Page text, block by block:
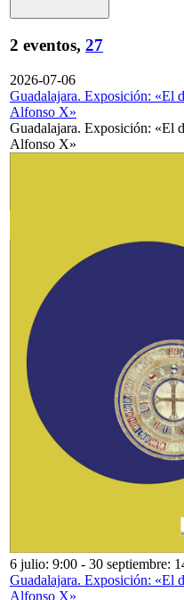
2 eventos, 27
2026-07-06
Guadalajara. Exposición: «El
Alfonso X»
Guadalajara. Exposición: «El
Alfonso X»
6 julio: 9:00 - 30 septiembre:
Guadalajara. Exposición: «El
Alfonso X»